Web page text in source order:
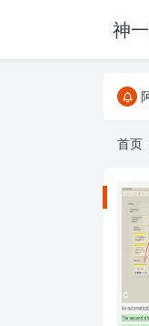
神
首页